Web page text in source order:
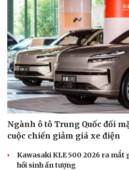
Ngành ô tô Trung Quốc đối
cuộc chiến giảm giá xe điện
Kawasaki KLE 500 2026 ra mắt
hồi sinh ấn tượng